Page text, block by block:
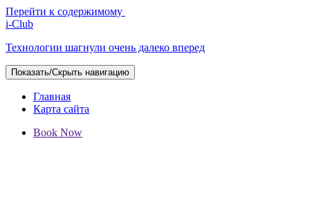
Перейти к содержимому
i-Club
Технологии шагнули очень далеко вперед
Показать/Скрыть навигацию
Главная
Карта сайта
Book Now